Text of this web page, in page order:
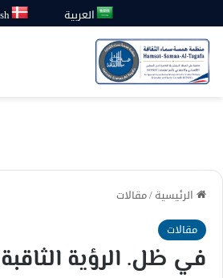
العربية
الرئيسية/مقالات
مقالات
في ظل. الرؤية الثاقبة ٢٠٣٠